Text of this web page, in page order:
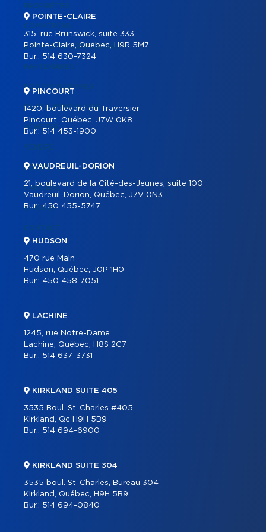
PROPRIÉTÉS
COMMERCIAL
BÂTIMENTS COMMERCIAUX
PARTENAIRES
NOS PROGRAMMES
OUTILS IMMOBILIERS
ACHETER
VENDRE
ÉQUIPE
CARRIÈRE
BLOGUE
CONTACT
POINTE-CLAIRE
315, rue Brunswick, suite 333
Pointe-Claire, Québec, H9R 5M7
Bur.: 514 630-7324
PINCOURT
1420, boulevard du Traversier
Pincourt, Québec, J7W 0K8
Bur.:514 453-1900
VAUDREUIL-DORION
21, boulevard de la Cité-des-Jeunes, suite 100
Vaudreuil-Dorion, Québec, J7V 0N3
Bur.:450 455-5747
HUDSON
470 rue Main
Hudson, Québec, J0P 1H0
Bur.: 450 458-7051
LACHINE
1245, rue Notre-Dame
Lachine, Québec, H8S 2C7
Bur.: 514 637-3731
KIRKLAND SUITE 405
3535 Boul. St-Charles #405
Kirkland, Qc H9H 5B9
Bur.: 514 694-6900
KIRKLAND SUITE 304
3535 boul. St-Charles, Bureau 304
Kirkland, Québec, H9H 5B9
Bur.: 514 694-0840